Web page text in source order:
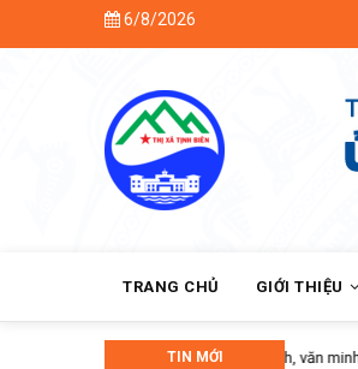
6/8/2026
NAVIGATION
TRANG CHỦ GIỚI THIỆU
TIN MỚI